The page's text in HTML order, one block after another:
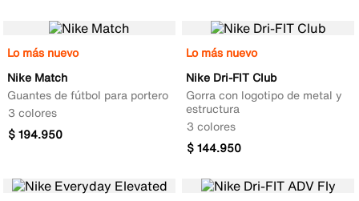
Lo más nuevo
Nike Match
Guantes de fútbol para portero
3 colores
$194.950
Lo más nuevo
Nike Dri-FIT Club
Gorra con logotipo de metal y
estructura
3 colores
$144.950